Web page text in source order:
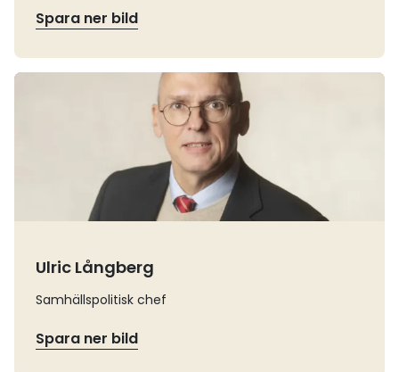
Spara ner bild
Ulric Långberg
Samhällspolitisk chef
Spara ner bild
Läs mer